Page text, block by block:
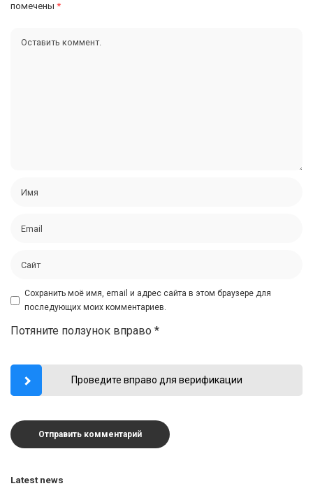
помечены *
Сохранить моё имя, email и адрес сайта в этом браузере для
последующих моих комментариев.
Потяните ползунок вправо *
Проведите вправо для верификации
Latest news